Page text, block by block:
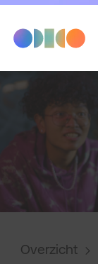
Overzicht